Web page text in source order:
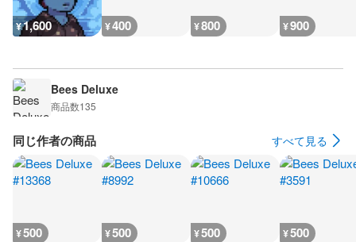
¥1,600 ¥400 ¥800 ¥900
Bees Deluxe
商品数135
同じ作者の商品 すべて見る
¥500 ¥500 ¥500 ¥500